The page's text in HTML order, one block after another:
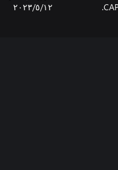
١٢‏/٥‏/٢٠٢٣